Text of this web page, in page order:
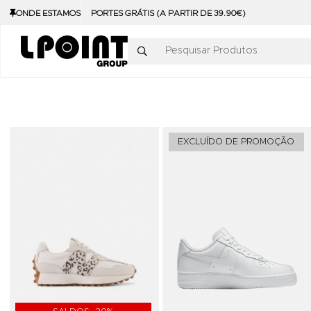
ONDE ESTAMOS PORTES GRÁTIS (A PARTIR DE 39.90€)
Pesquisar Produtos
Adicionar aos Favoritos
EXCLUÍDO DE PROMOÇÃO